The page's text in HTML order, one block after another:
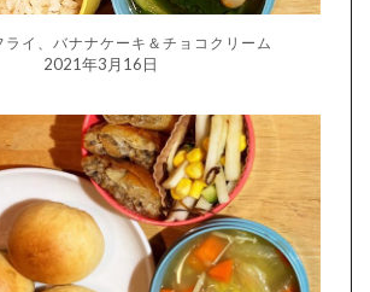
ライ、バナナケーキ＆チョコクリーム
2021年3月16日